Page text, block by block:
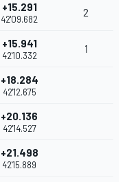
+15.291
42'09.682
2
+15.941
42'10.332
1
+18.284
42'12.675
+20.136
42'14.527
+21.498
42'15.889